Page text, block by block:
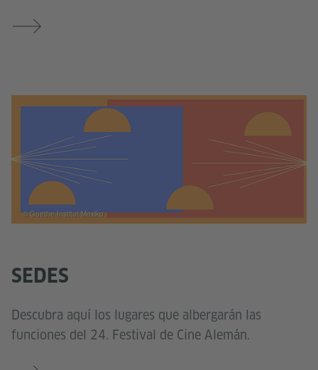
SEDES
Descubra aquí los lugares que albergarán las
funciones del 24. Festival de Cine Alemán.
© Goethe-Institut Mexiko